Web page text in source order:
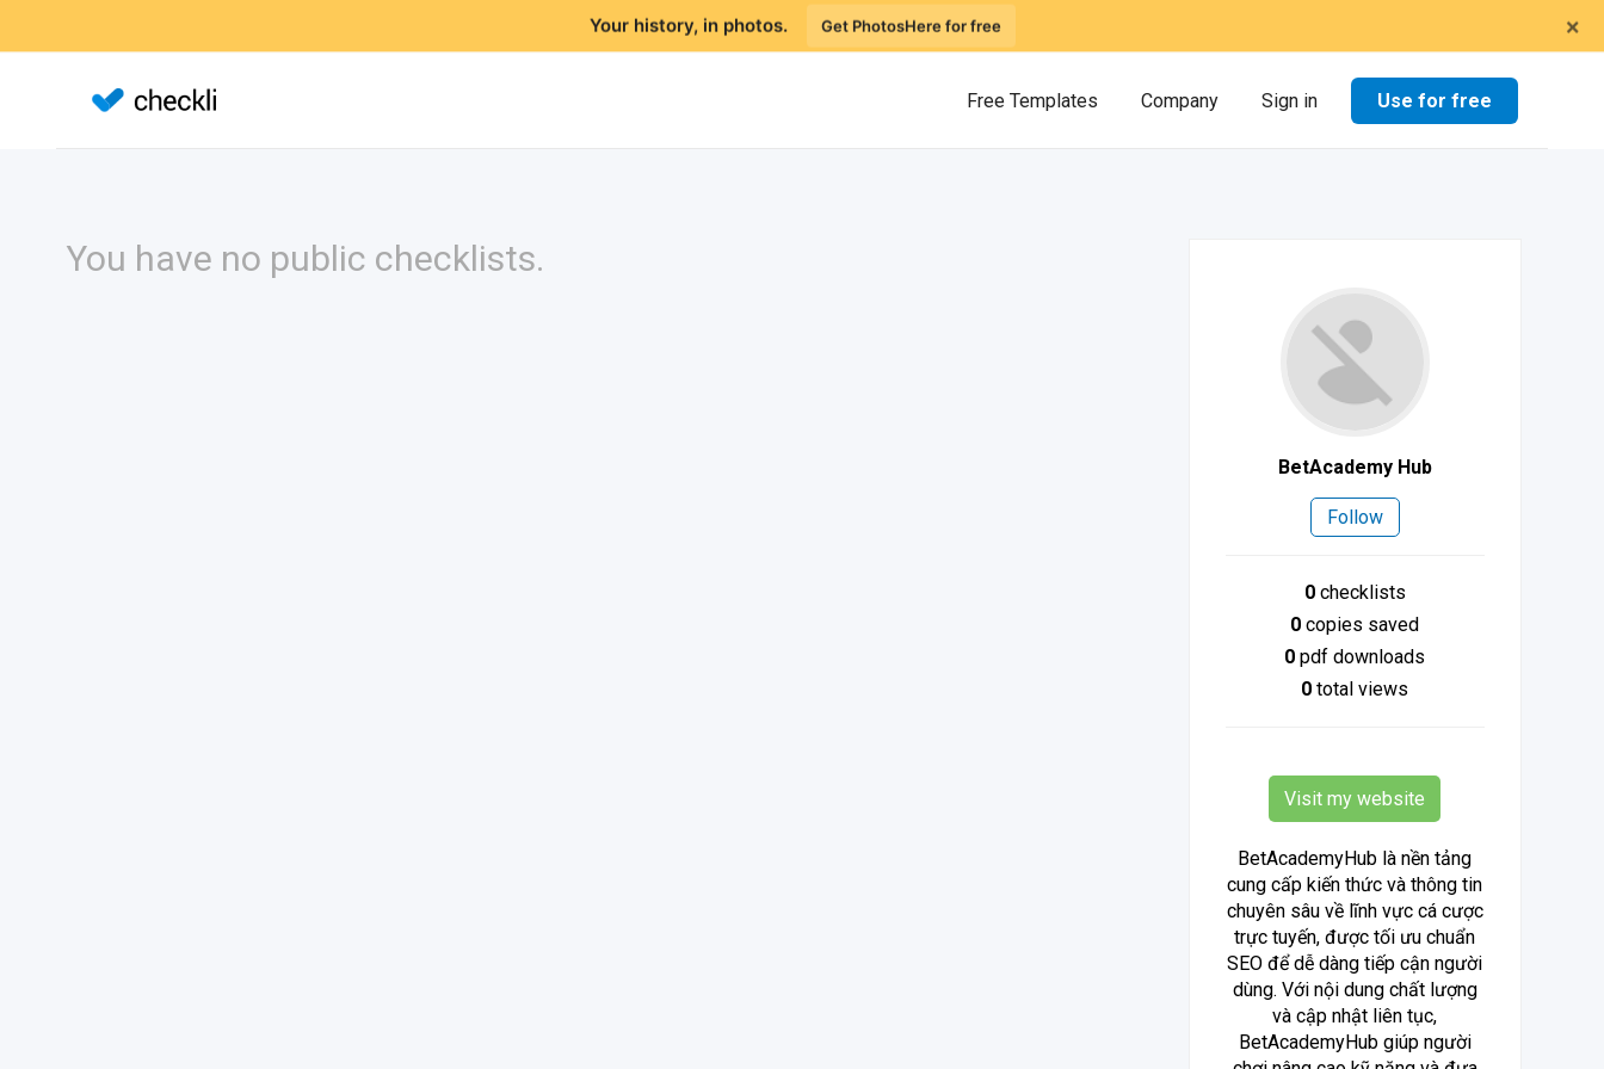
×
Your history, in photos. Get PhotosHere for free
Free Templates Company Sign in Use for free
You have no public checklists.
BetAcademy Hub
Follow
0checklists
0 copies saved
0 pdf downloads
0 total views
Visit my website
BetAcademyHub là nền tảng
cung cấp kiến thức và thông tin
chuyên sâu về lĩnh vực cá cược
trực tuyến, được tối ưu chuẩn
SEO để dễ dàng tiếp cận người
dùng. Với nội dung chất lượng
và cập nhật liên tục,
BetAcademyHub giúp người